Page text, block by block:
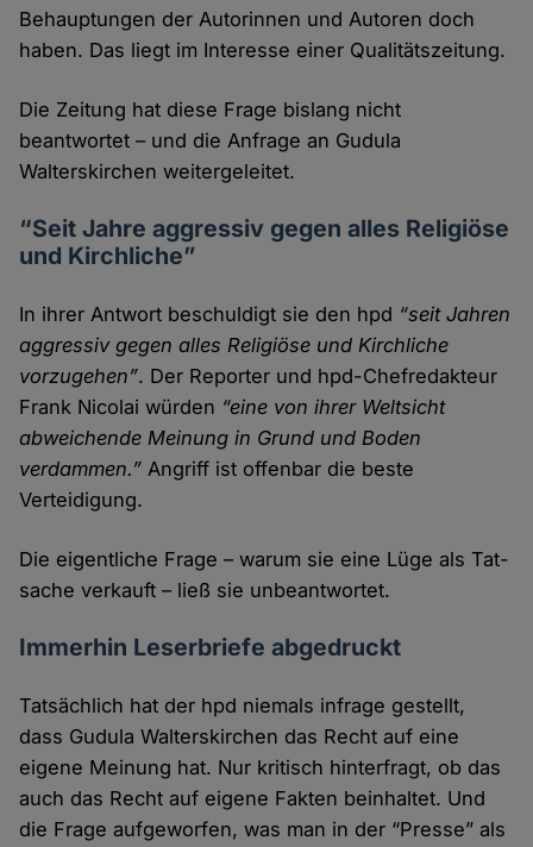
Behauptungen der Autorinnen und Autoren doch
haben. Das liegt im Interesse einer Qualitäts­zeitung.
Die Zeitung hat diese Frage bislang nicht
beantwortet – und die Anfrage an Gudula
Walterskirchen weitergeleitet.
“Seit Jahre aggressiv gegen alles Religiöse
und Kirchliche”
In ihrer Antwort beschuldigt sie den hpd “seit Jahren
aggressiv gegen alles Religiöse und Kirchliche
vorzu­gehen”. Der Reporter und hpd-Chef­redakteur
Frank Nicolai würden “eine von ihrer Welt­sicht
abweichende Meinung in Grund und Boden
verdammen.” Angriff ist offenbar die beste
Verteidigung.
Die eigentliche Frage – warum sie eine Lüge als Tat­
sache verkauft – ließ sie unbeantwortet.
Immerhin Leserbriefe abgedruckt
Tatsächlich hat der hpd niemals infrage gestellt,
dass Gudula Walterskirchen das Recht auf eine
eigene Meinung hat. Nur kritisch hinter­fragt, ob das
auch das Recht auf eigene Fakten beinhaltet. Und
die Frage aufge­worfen, was man in der “Presse” als